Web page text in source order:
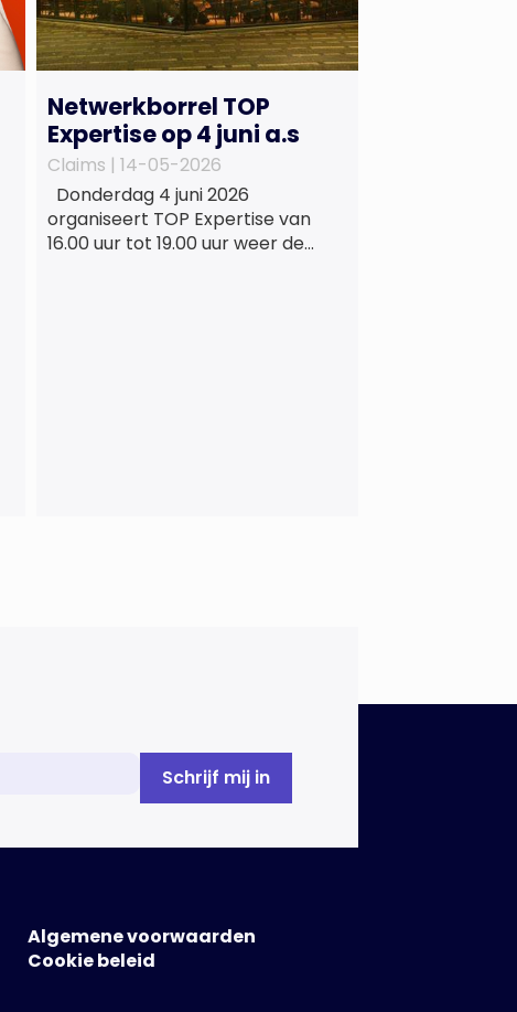
Netwerkborrel TOP
Expertise op 4 juni a.s
Claims | 14-05-2026
Donderdag 4 juni 2026
organiseert TOP Expertise van
16.00 uur tot 19.00 uur weer de
Algemene voorwaarden
Cookie beleid